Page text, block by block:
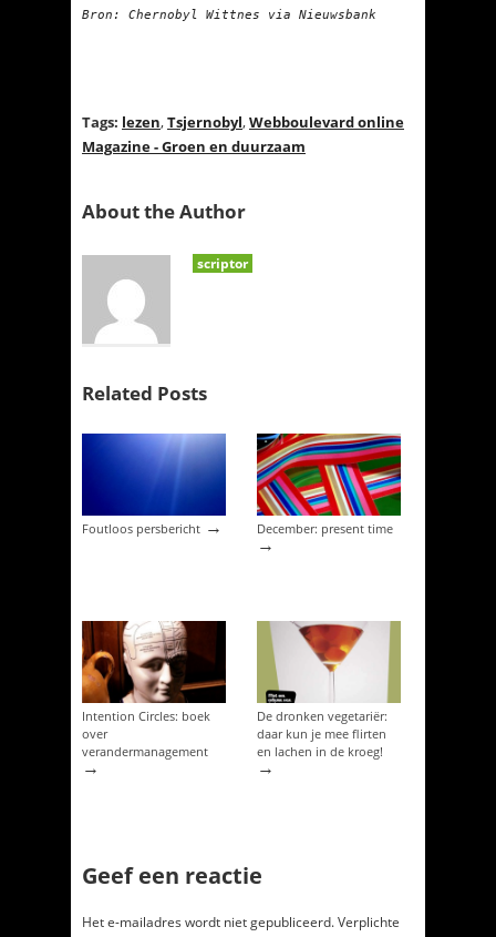
Bron: Chernobyl Wittnes via Nieuwsbank
Tags: lezen,Tsjernobyl,Webboulevard online
Magazine - Groen en duurzaam
About the Author
scriptor
Related Posts
Foutloos persbericht → December: present time
→
Intention Circles: boek
over
verandermanagement
→
De dronken vegetariër:
daar kun je mee flirten
en lachen in de kroeg!
→
Geef een reactie
Het e-mailadres wordt niet gepubliceerd. Verplichte